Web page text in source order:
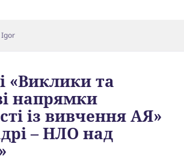
Автор
Igor
«Виклики та
напрямки
із вивчення АЯ»
– НЛО над